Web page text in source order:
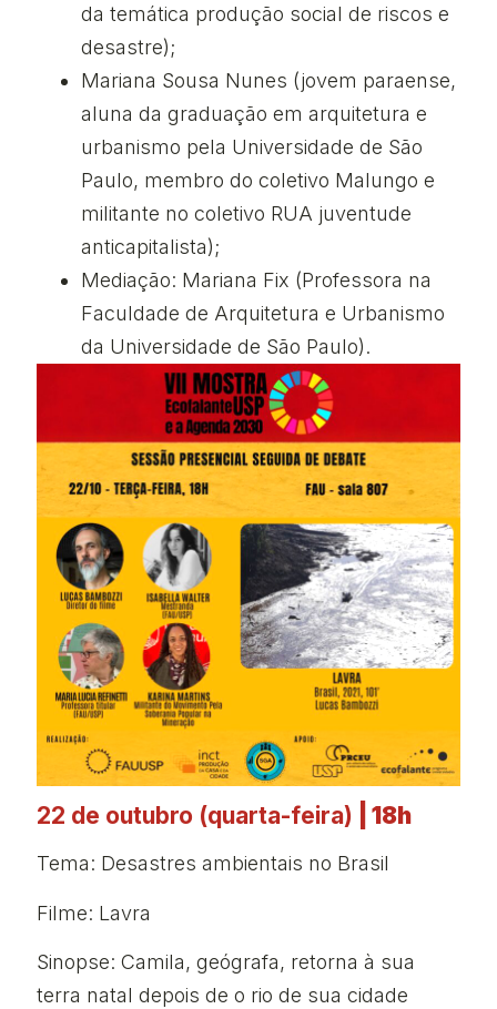
da temática produção social de riscos e
desastre);
Mariana Sousa Nunes (jovem paraense,
aluna da graduação em arquitetura e
urbanismo pela Universidade de São
Paulo, membro do coletivo Malungo e
militante no coletivo RUA juventude
anticapitalista);
Mediação: Mariana Fix (Professora na
Faculdade de Arquitetura e Urbanismo
da Universidade de São Paulo).
22 de outubro (quarta-feira) | 18h
Tema: Desastres ambientais no Brasil
Filme: Lavra
Sinopse: Camila, geógrafa, retorna à sua
terra natal depois de o rio de sua cidade